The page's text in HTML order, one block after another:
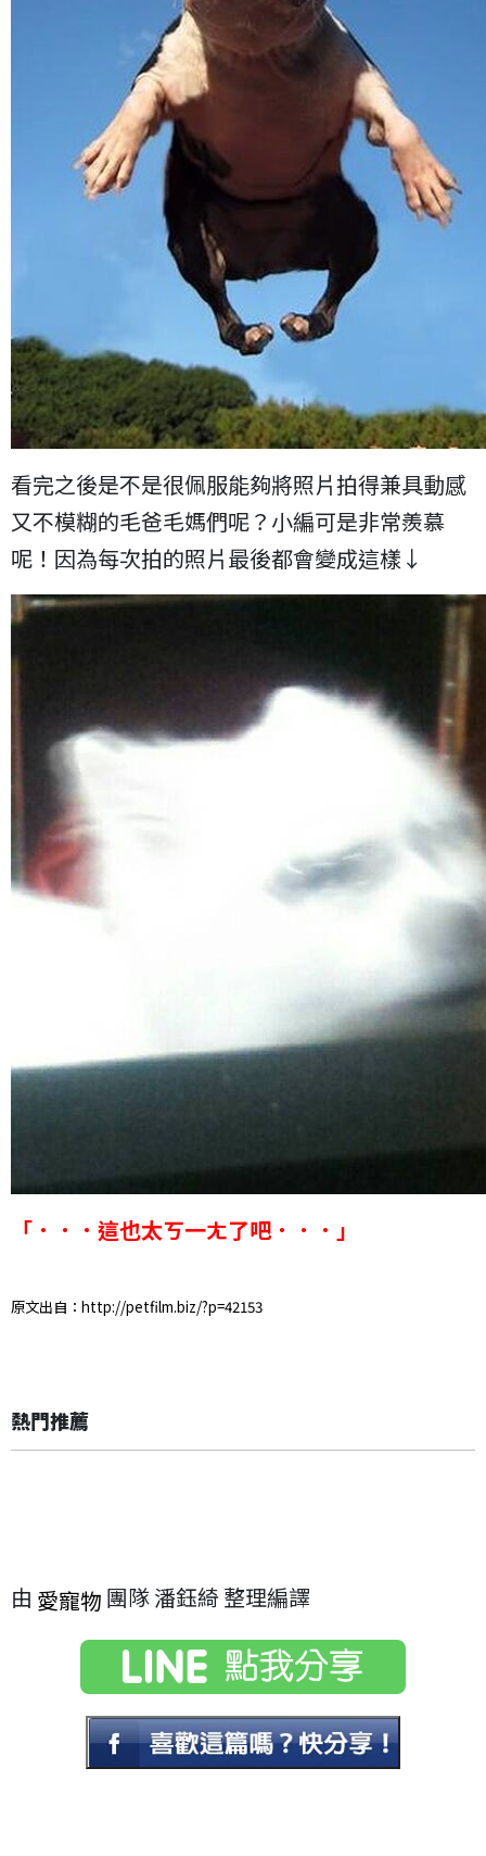
看完之後是不是很佩服能夠將照片拍得兼具動感
又不模糊的毛爸毛媽們呢？小編可是非常羨慕
呢！因為每次拍的照片最後都會變成這樣↓
「．．．這也太ㄎ一ㄤ了吧．．．」
原文出自：http://petfilm.biz/?p=42153
熱門推薦
由 愛寵物 團隊 潘鈺綺 整理編譯